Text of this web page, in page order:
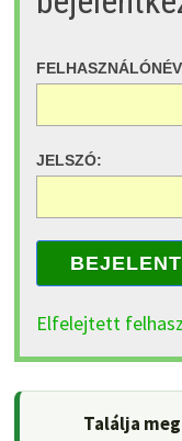
JELSZÓ:
Elfelejtett
Találja